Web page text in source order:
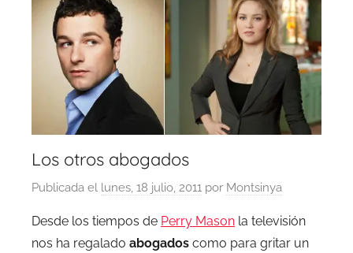
Los otros abogados
Publicada el lunes, 18 julio, 2011 por Montsinya
Desde los tiempos de Perry Mason la televisión
nos ha regalado abogados como para gritar un